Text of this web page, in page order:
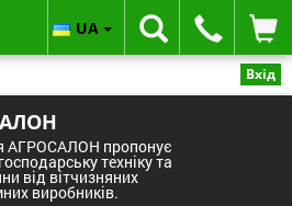
Вхід
АГРОСАЛОН пропонує
техніку та
від вітчизняних
виробників.
UA